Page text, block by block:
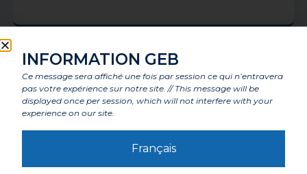
INFORMATION GEB
Ce message sera affiché une fois par session ce qui n’entravera
pas votre expérience sur notre site. // This message will be
displayed once per session, which will not interfere with your
experience on our site.
Français